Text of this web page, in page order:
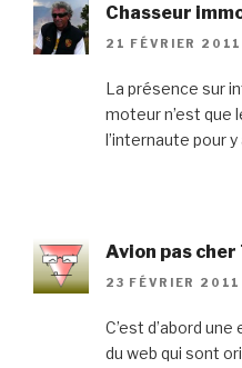
Chasseur
21 FÉVRIER
La présence sur
moteur n’est que
l’internaute pour y
Avion pas cher
23 FÉVRIER
C’est d’abord
du web qui sont